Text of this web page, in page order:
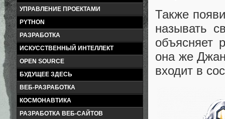
УПРАВЛЕНИЕ ПРОЕКТАМИ
PYTHON
РАЗРАБОТКА
ИСКУССТВЕННЫЙ ИНТЕЛЛЕКТ
OPEN SOURCE
БУДУЩЕЕ ЗДЕСЬ
ВЕБ-РАЗРАБОТКА
КОСМОНАВТИКА
РАЗРАБОТКА ВЕБ-САЙТОВ
Также
называть
объясняет
она же
входит в